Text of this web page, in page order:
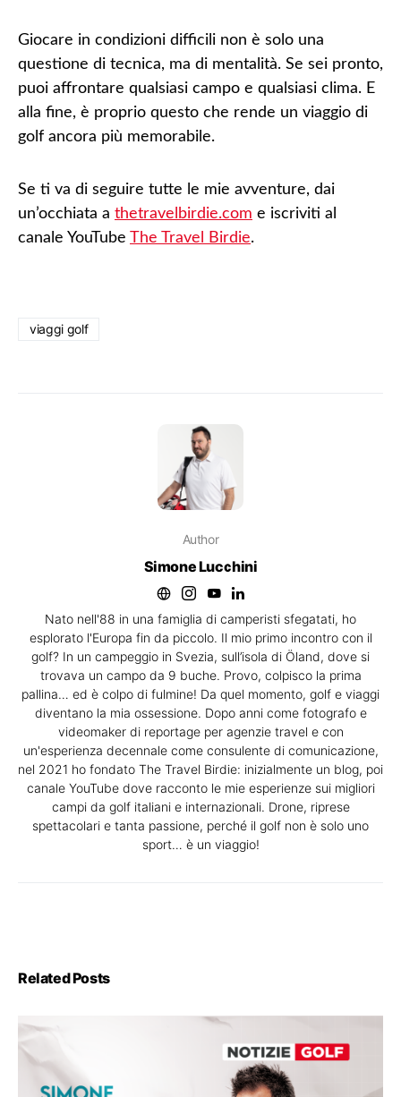
Giocare in condizioni difficili non è solo una
questione di tecnica, ma di mentalità. Se sei pronto,
puoi affrontare qualsiasi campo e qualsiasi clima. E
alla fine, è proprio questo che rende un viaggio di
golf ancora più memorabile.
Se ti va di seguire tutte le mie avventure, dai
un’occhiata a thetravelbirdie.com e iscriviti al
canale YouTube The Travel Birdie.
viaggi golf
Author
Simone Lucchini
Nato nell'88 in una famiglia di camperisti sfegatati, ho
esplorato l'Europa fin da piccolo. Il mio primo incontro con il
golf? In un campeggio in Svezia, sull’isola di Öland, dove si
trovava un campo da 9 buche. Provo, colpisco la prima
pallina… ed è colpo di fulmine! Da quel momento, golf e viaggi
diventano la mia ossessione. Dopo anni come fotografo e
videomaker di reportage per agenzie travel e con
un'esperienza decennale come consulente di comunicazione,
nel 2021 ho fondato The Travel Birdie: inizialmente un blog, poi
canale YouTube dove racconto le mie esperienze sui migliori
campi da golf italiani e internazionali. Drone, riprese
spettacolari e tanta passione, perché il golf non è solo uno
sport… è un viaggio!
Related Posts